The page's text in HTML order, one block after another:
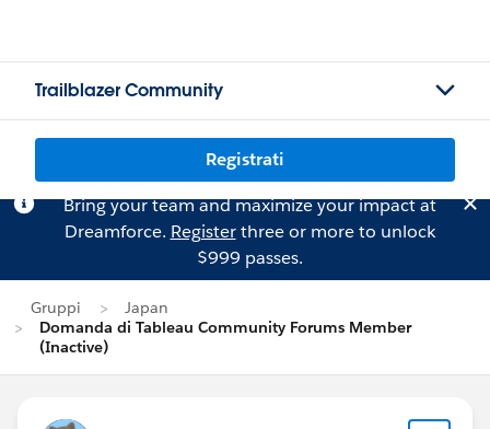
Trailblazer Community
Registrati
Bring your team and maximize your impact at
Dreamforce. Registerthree or more to unlock
$999 passes.
Gruppi
Japan
Domanda di Tableau Community Forums Member
(Inactive)